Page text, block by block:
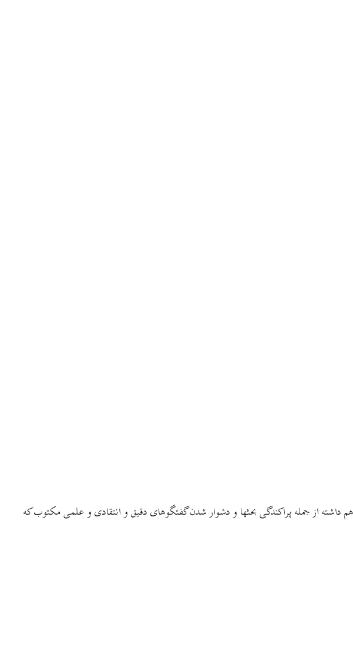
داشته از جمله پراکندگی بحثها و دشوار شدن گفتگوهای دقیق و انتقادی و علمی مکتوب که